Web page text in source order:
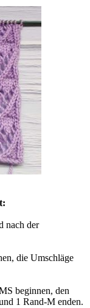
nach der
die Umschläge
beginnen, den
1 Rand-M enden.